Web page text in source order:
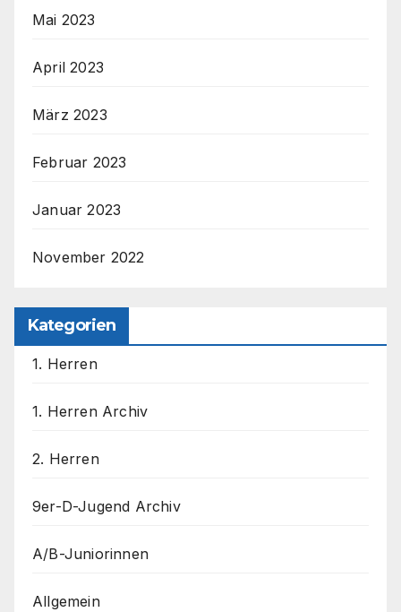
Mai 2023
April 2023
März 2023
Februar 2023
Januar 2023
November 2022
Kategorien
1. Herren
1. Herren Archiv
2. Herren
9er-D-Jugend Archiv
A/B-Juniorinnen
Allgemein